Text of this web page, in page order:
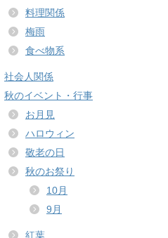
料理関係
梅雨
食べ物系
社会人関係
秋のイベント・行事
お月見
ハロウィン
敬老の日
秋のお祭り
10月
9月
紅葉